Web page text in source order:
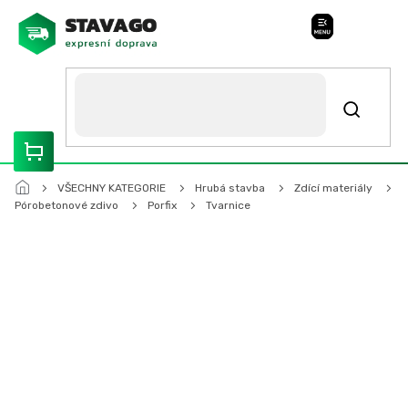
obsah
ROZVÁŽÍME OLOMOUCKO, SVITAVSKO, ŠUMPERSKO, BRNO,
PARDUBICE, HRADEC KRÁLOVÉ
VŠECHNY KATEGORIE Hrubá stavba
Zdící materiály
Pórobetonové zdivo
Porfix Tvarnice
Stavago Podpora